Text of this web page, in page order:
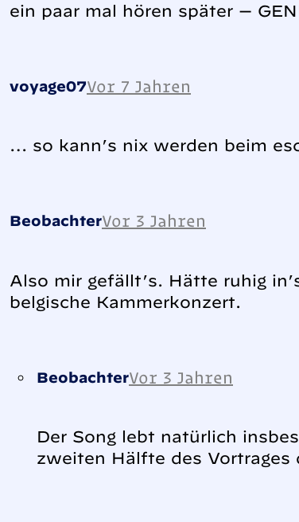
ein paar mal hören später —
voyage07Vor 7 Jahren
… so kann’s nix werden beim
BeobachterVor 3 Jahren
Also mir gefällt’s. Hätte ruhig
belgische Kammerkonzert.
BeobachterVor 3 Jahren
Der Song lebt natürlich
zweiten Hälfte des